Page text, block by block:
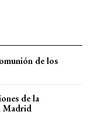
de los
de la
Madrid